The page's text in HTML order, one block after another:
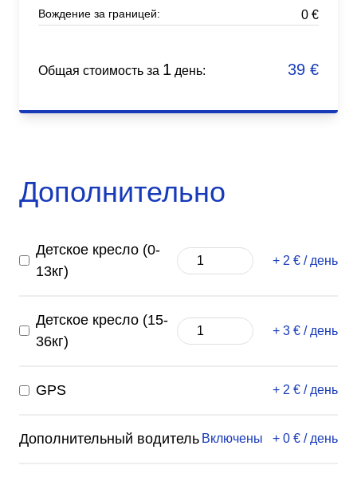
Вождение за границей: 0 €
Общая стоимость за 1 день: 39 €
Дополнительно
Детское кресло (0-
13кг)
+ 2 € / день
Детское кресло (15-
36кг)
+ 3 € / день
GPS + 2 € / день
Дополнительный водитель Включены + 0 € / день